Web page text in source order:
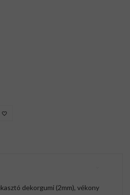
dekorgumi (2mm), vékony